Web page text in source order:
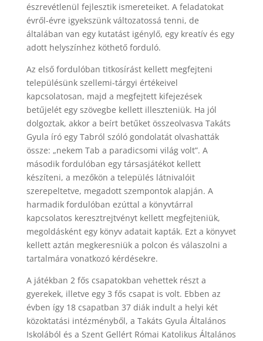
észrevétlenül fejlesztik ismereteiket. A feladatokat
évről-évre igyekszünk változatossá tenni, de
általában van egy kutatást igénylő, egy kreatív és egy
adott helyszínhez köthető forduló.
Az első fordulóban titkosírást kellett megfejteni
településünk szellemi-tárgyi értékeivel
kapcsolatosan, majd a megfejtett kifejezések
betűjelét egy szövegbe kellett illeszteniük. Ha jól
dolgoztak, akkor a beírt betűket összeolvasva Takáts
Gyula író egy Tabról szóló gondolatát olvashatták
össze: „nekem Tab a paradicsomi világ volt”. A
második fordulóban egy társasjátékot kellett
készíteni, a mezőkön a település látnivalóit
szerepeltetve, megadott szempontok alapján. A
harmadik fordulóban ezúttal a könyvtárral
kapcsolatos keresztrejtvényt kellett megfejteniük,
megoldásként egy könyv adatait kapták. Ezt a könyvet
kellett aztán megkeresniük a polcon és válaszolni a
tartalmára vonatkozó kérdésekre.
A játékban 2 fős csapatokban vehettek részt a
gyerekek, illetve egy 3 fős csapat is volt. Ebben az
évben így 18 csapatban 37 diák indult a helyi két
közoktatási intézményből, a Takáts Gyula Általános
Iskolából és a Szent Gellért Római Katolikus Általános